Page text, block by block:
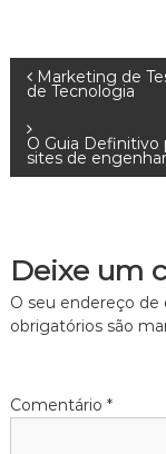
N
a
v
g
a
ã
Marketing de
de Tecnologia
O Guia Definitivo
sites de
Deixe um
O seu endereço de
obrigatórios são
Comentário *